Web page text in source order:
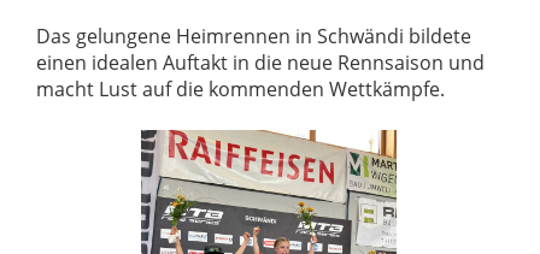
Das gelungene Heimrennen in Schwändi bildete
einen idealen Auftakt in die neue Rennsaison und
macht Lust auf die kommenden Wettkämpfe.